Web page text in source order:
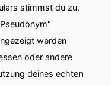
helfen?
niemand in
stimmst du zu,
werden
oder andere
deines echten